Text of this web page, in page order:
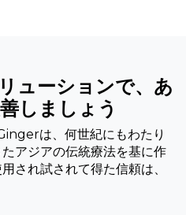
ューションで、あ
しましょう
は、何世紀にもわたり
アジアの伝統療法を基に作
され試されて得た信頼は、